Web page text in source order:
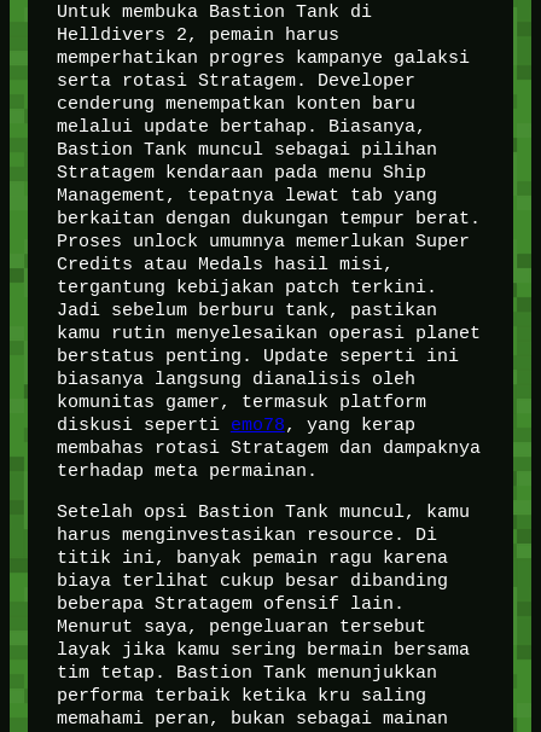
Untuk membuka Bastion Tank di
Helldivers 2, pemain harus
memperhatikan progres kampanye galaksi
serta rotasi Stratagem. Developer
cenderung menempatkan konten baru
melalui update bertahap. Biasanya,
Bastion Tank muncul sebagai pilihan
Stratagem kendaraan pada menu Ship
Management, tepatnya lewat tab yang
berkaitan dengan dukungan tempur berat.
Proses unlock umumnya memerlukan Super
Credits atau Medals hasil misi,
tergantung kebijakan patch terkini.
Jadi sebelum berburu tank, pastikan
kamu rutin menyelesaikan operasi planet
berstatus penting. Update seperti ini
biasanya langsung dianalisis oleh
komunitas gamer, termasuk platform
diskusi seperti emo78, yang kerap
membahas rotasi Stratagem dan dampaknya
terhadap meta permainan.
Setelah opsi Bastion Tank muncul, kamu
harus menginvestasikan resource. Di
titik ini, banyak pemain ragu karena
biaya terlihat cukup besar dibanding
beberapa Stratagem ofensif lain.
Menurut saya, pengeluaran tersebut
layak jika kamu sering bermain bersama
tim tetap. Bastion Tank menunjukkan
performa terbaik ketika kru saling
memahami peran, bukan sebagai mainan